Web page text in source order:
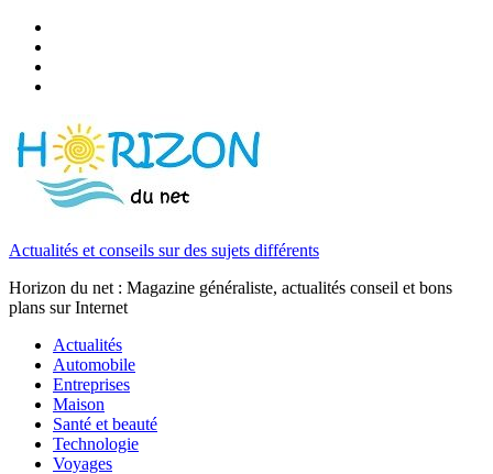
Actualités et conseils sur des sujets différents
Horizon du net : Magazine généraliste, actualités conseil et bons
plans sur Internet
Actualités
Automobile
Entreprises
Maison
Santé et beauté
Technologie
Voyages